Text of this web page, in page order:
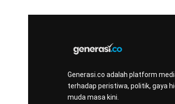
Generasi.co adalah platform
terhadap peristiwa, politik, gaya
muda masa kini.